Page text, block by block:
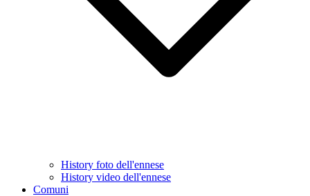
History foto dell'ennese
History video dell'ennese
Comuni